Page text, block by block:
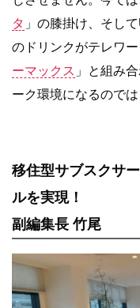
タ 」の膝掛け、そし
のドリンクがテレワ
ーマックス 」と組み
ーク環境になるのでは
移住型サブスクサ
ルを実現！
副編集長 竹尾